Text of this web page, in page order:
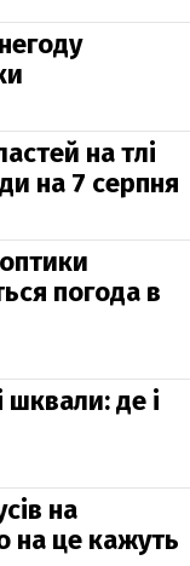
на тлі
на 7 серпня
погода в
шквали: де і
на
на це кажуть